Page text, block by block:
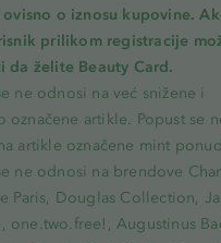
o iznosu kupovine.
prilikom registracije
da želite Beauty Card.
ne odnosi na već snižene i
označene artikle. Popust se
artikle označene mint
ne odnosi na brendove
Paris, Douglas Collection,
one.two.free!, Augustinus